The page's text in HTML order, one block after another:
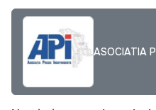
ASOCIATIA